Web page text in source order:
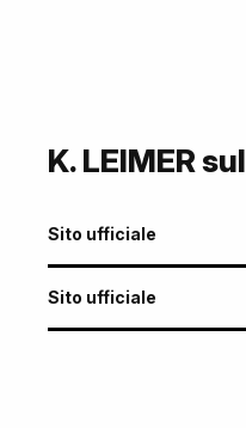
K. LEIMER
Sito ufficiale
Sito ufficiale